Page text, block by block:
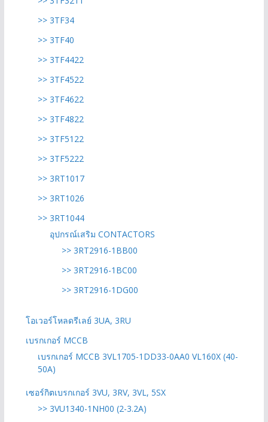
>> 3TF34
>> 3TF40
>> 3TF4422
>> 3TF4522
>> 3TF4622
>> 3TF4822
>> 3TF5122
>> 3TF5222
>> 3RT1017
>> 3RT1026
>> 3RT1044
อุปกรณ์เสริม CONTACTORS
>> 3RT2916-1BB00
>> 3RT2916-1BC00
>> 3RT2916-1DG00
โอเวอร์โหลดรีเลย์ 3UA, 3RU
เบรกเกอร์ MCCB
เบรกเกอร์ MCCB 3VL1705-1DD33-0AA0 VL160X (40-
50A)
เซอร์กิตเบรกเกอร์ 3VU, 3RV, 3VL, 5SX
>> 3VU1340-1NH00 (2-3.2A)